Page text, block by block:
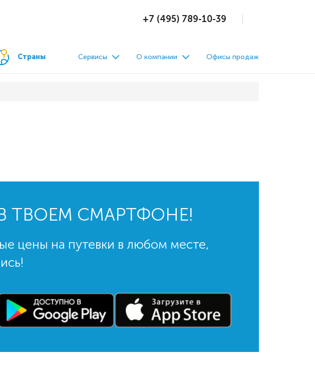
+7 (495) 789-10-39
Страны Сервисы О компании Офисы продаж
ТВОЕМ СМАРТФОНЕ!
цены на путевки в любом месте,